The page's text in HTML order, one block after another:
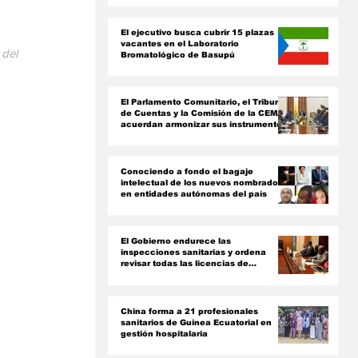
del
El ejecutivo busca cubrir 15 plazas
vacantes en el Laboratorio
Bromatológico de Basupú
El Parlamento Comunitario, el Tribunal
de Cuentas y la Comisión de la CEMAC
acuerdan armonizar sus instrumentos
Conociendo a fondo el bagaje
intelectual de los nuevos nombrados
en entidades autónomas del país ‎
El Gobierno endurece las
inspecciones sanitarias y ordena
revisar todas las licencias de
China forma a 21 profesionales
sanitarios de Guinea Ecuatorial en
gestión hospitalaria